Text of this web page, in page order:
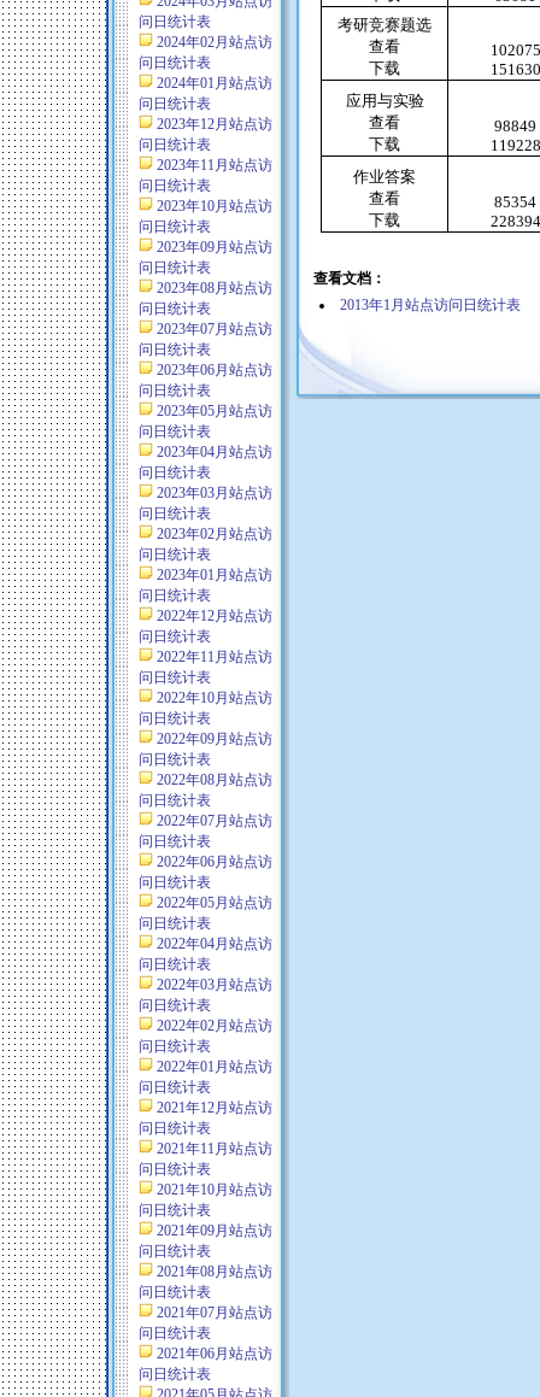
问日统计表
2024年02月站点访
问日统计表
2024年01月站点访
问日统计表
2023年12月站点访
问日统计表
2023年11月站点访
问日统计表
2023年10月站点访
问日统计表
2023年09月站点访
问日统计表
2023年08月站点访
问日统计表
2023年07月站点访
问日统计表
2023年06月站点访
问日统计表
2023年05月站点访
问日统计表
2023年04月站点访
问日统计表
2023年03月站点访
问日统计表
2023年02月站点访
问日统计表
2023年01月站点访
问日统计表
2022年12月站点访
问日统计表
2022年11月站点访
问日统计表
2022年10月站点访
问日统计表
2022年09月站点访
问日统计表
2022年08月站点访
问日统计表
2022年07月站点访
问日统计表
2022年06月站点访
问日统计表
2022年05月站点访
问日统计表
2022年04月站点访
问日统计表
2022年03月站点访
问日统计表
2022年02月站点访
问日统计表
2022年01月站点访
问日统计表
2021年12月站点访
问日统计表
2021年11月站点访
问日统计表
2021年10月站点访
问日统计表
2021年09月站点访
问日统计表
2021年08月站点访
问日统计表
2021年07月站点访
问日统计表
2021年06月站点访
问日统计表
考研竞赛题选
查看
下载
102075
151630
应用与实验
查看
下载
98849
119228
作业答案
查看
下载
85354
228394
查看文档：
2013年1月站点访问日统计表